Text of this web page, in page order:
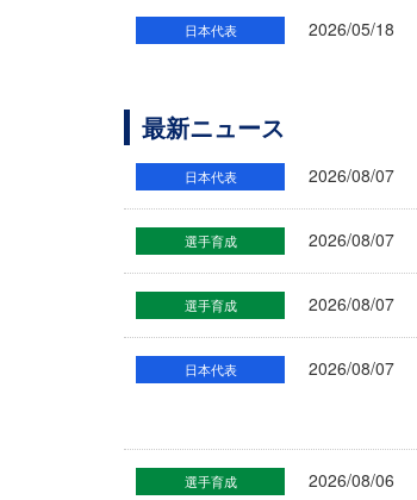
日本代表 2026/05/18
最新ニュース
日本代表 2026/08/07
選手育成 2026/08/07
選手育成 2026/08/07
日本代表 2026/08/07
選手育成 2026/08/06